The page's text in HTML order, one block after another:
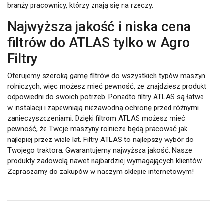
branży pracownicy, którzy znają się na rzeczy.
Najwyższa jakość i niska cena
filtrów do ATLAS tylko w Agro
Filtry
Oferujemy szeroką gamę filtrów do wszystkich typów maszyn
rolniczych, więc możesz mieć pewność, że znajdziesz produkt
odpowiedni do swoich potrzeb. Ponadto filtry ATLAS są łatwe
w instalacji i zapewniają niezawodną ochronę przed różnymi
zanieczyszczeniami. Dzięki filtrom ATLAS możesz mieć
pewność, że Twoje maszyny rolnicze będą pracować jak
najlepiej przez wiele lat. Filtry ATLAS to najlepszy wybór do
Twojego traktora. Gwarantujemy najwyższa jakość. Nasze
produkty zadowolą nawet najbardziej wymagających klientów.
Zapraszamy do zakupów w naszym sklepie internetowym!